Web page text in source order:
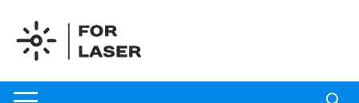
содержимому